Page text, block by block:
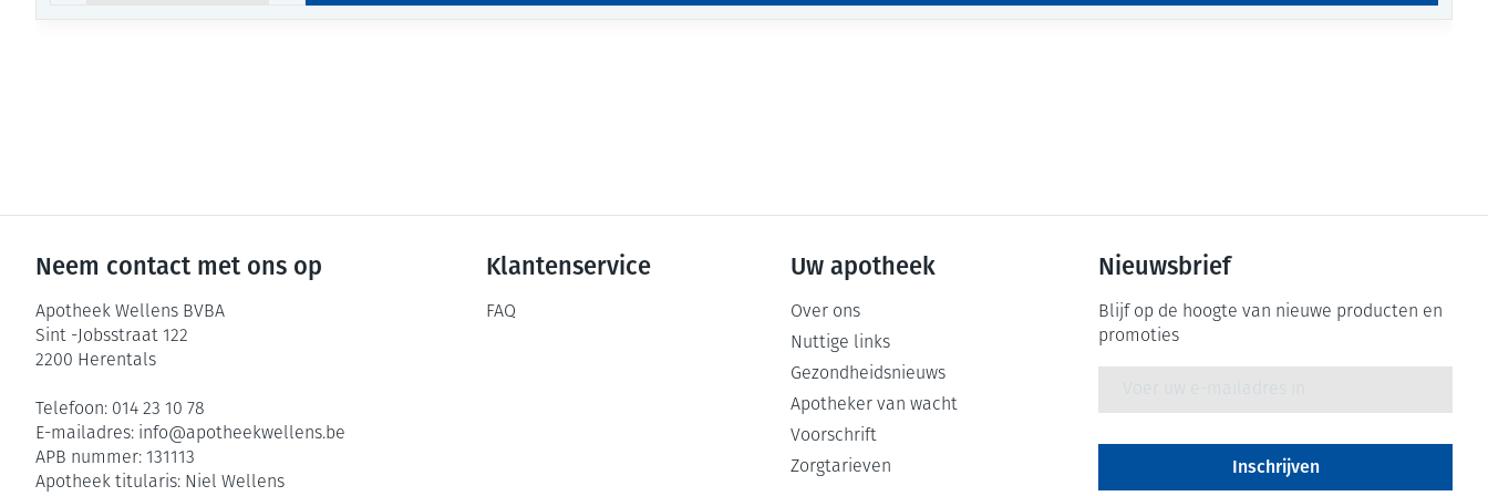
Neem contact met ons op
Apotheek Wellens BVBA
Sint -Jobsstraat 122
2200 Herentals
Telefoon: 014 23 10 78
E-mailadres: info@apotheekwellens.be
APB nummer: 131113
Apotheek titularis: Niel Wellens
Klantenservice
FAQ
Uw apotheek
Over ons
Nuttige links
Gezondheidsnieuws
Apotheker van wacht
Voorschrift
Zorgtarieven
Nieuwsbrief
Blijf op de hoogte van nieuwe producten en
promoties
Inschrijven